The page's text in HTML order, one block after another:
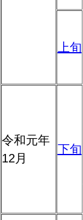
上旬
令和元年
12月
下旬